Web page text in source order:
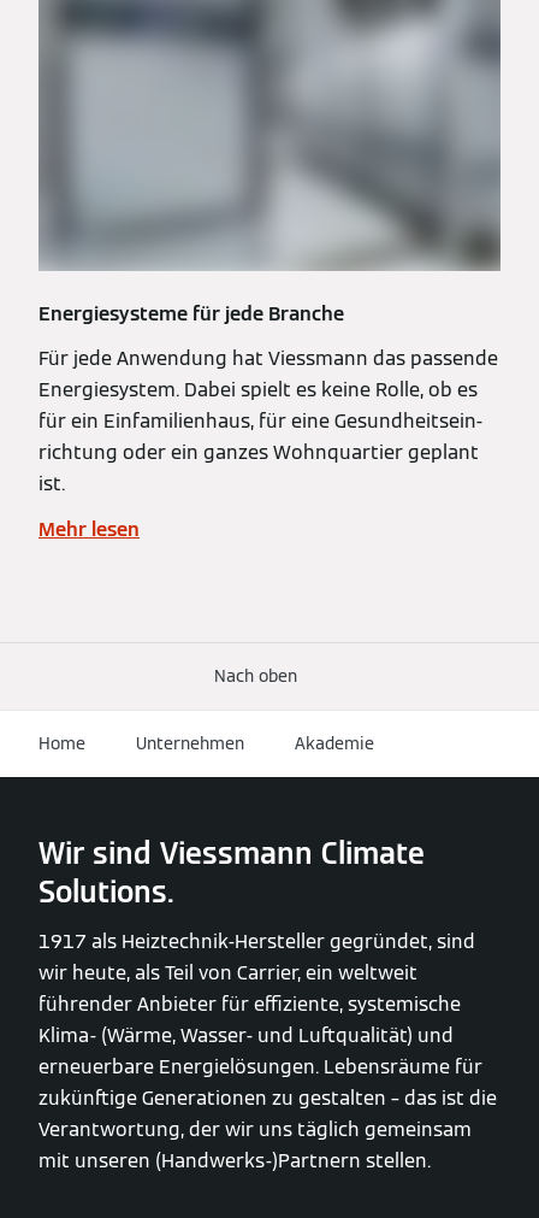
Energiesysteme für jede Branche
Für jede Anwendung hat Viessmann das passende
Energiesystem. Dabei spielt es keine Rolle, ob es
für ein Einfamilienhaus, für eine Gesundheitsein­
richtung oder ein ganzes Wohnquartier geplant
ist.
Mehr lesen
Nach oben
Home Unternehmen Akademie
Wir sind Viessmann Climate
Solutions.
1917 als Heiztechnik-Hersteller gegründet, sind
wir heute, als Teil von Carrier, ein weltweit
führender Anbieter für effiziente, systemische
Klima- (Wärme, Wasser- und Luftqualität) und
erneuerbare Energielösungen. Lebensräume für
zukünftige Generationen zu gestalten – das ist die
Verantwortung, der wir uns täglich gemeinsam
mit unseren (Handwerks-)Partnern stellen.